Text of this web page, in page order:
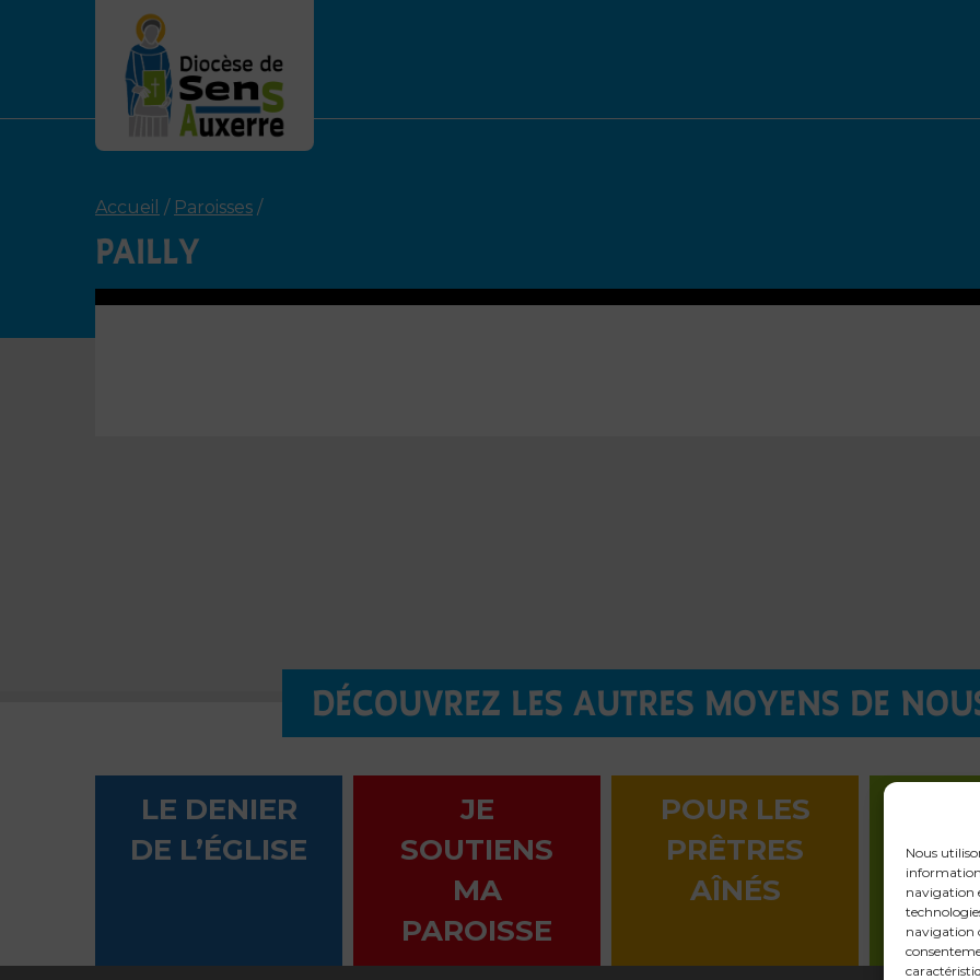
Nous
navigation
navigation
Accueil / Paroisses /
PAILLY
DÉCOUVREZ LES AUTRES MOYENS DE
LE DENIER
DE L’ÉGLISE
JE
SOUTIENS
MA
PAROISSE
POUR LES
PRÊTRES
AÎNÉS
LA
EN